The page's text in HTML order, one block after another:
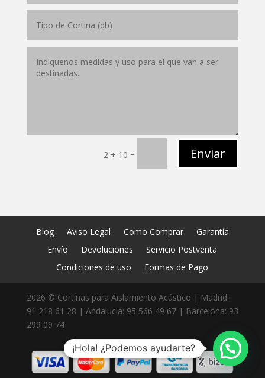
2 + 10 = Enviar
Blog Aviso Legal Como Comprar
Garantía
Envío
Devoluciones
Servicio Postventa
Condiciones de uso
Formas de Pago
2026 © Cortinas para Aislamiento Acústico | Madrid:
91 218 61 28 | Andalucía: 95 566 49 67 | Barcelona: 93
299 09 74
¡Hola! ¿Podemos ayudarte?